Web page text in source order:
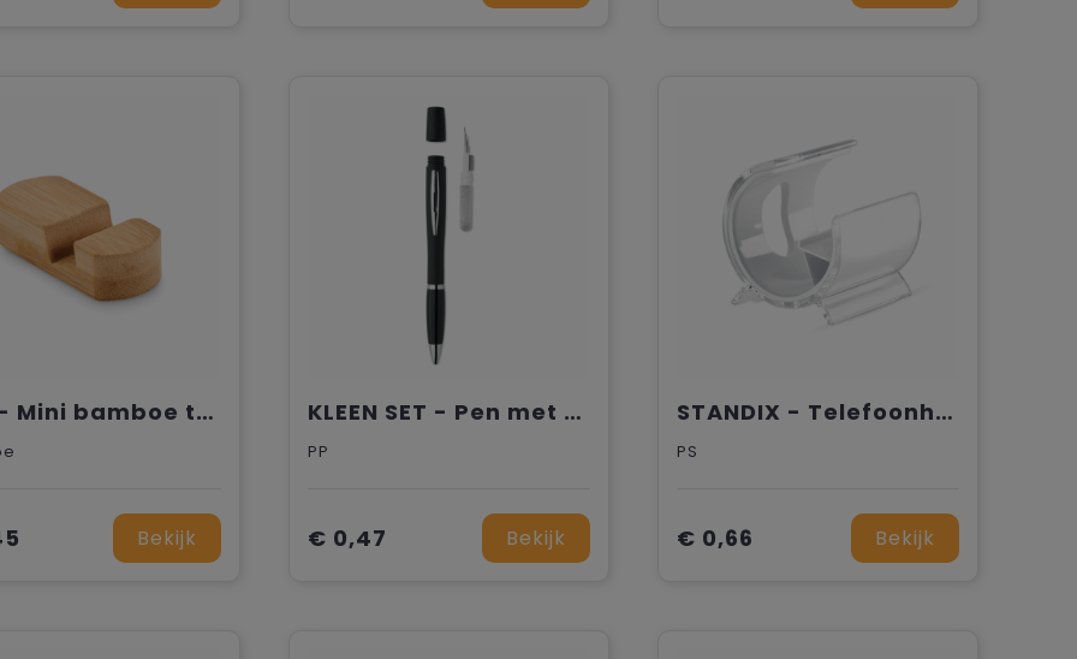
POY - Mini bamboe telefoonhouder
Bekijk
KLEEN SET - Pen met TWS reinigingsset
PP
€ 0,47 Bekijk
STANDIX - Telefoonhouder
PS
€ 0,66 Bekijk